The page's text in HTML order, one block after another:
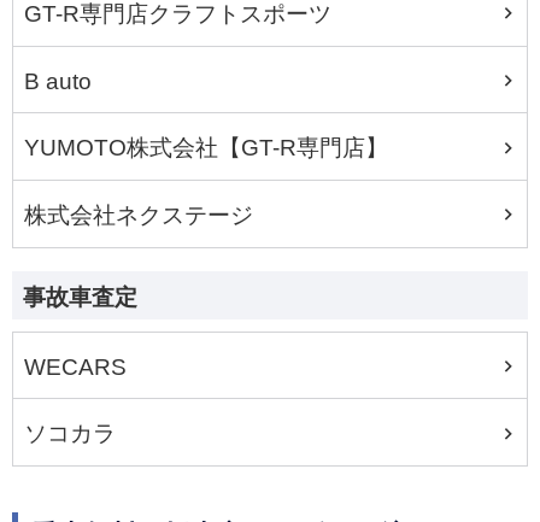
GT-R専門店クラフトスポーツ
B auto
YUMOTO株式会社【GT-R専門店】
株式会社ネクステージ
事故車査定
WECARS
ソコカラ